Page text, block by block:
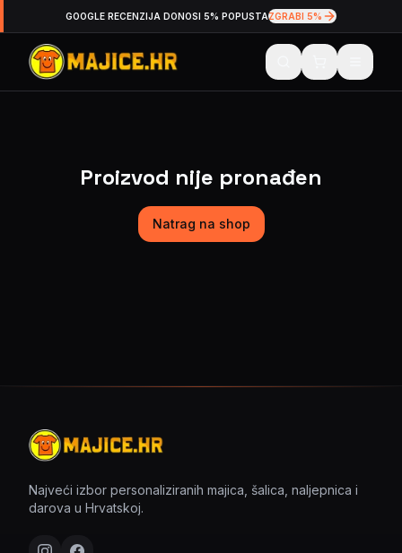
GOOGLE RECENZIJA DONOSI 5% POPUSTAZGRABI 5%
Proizvod nije pronađen
Natrag na shop
Najveći izbor personaliziranih majica, šalica, naljepnica i
darova u Hrvatskoj.